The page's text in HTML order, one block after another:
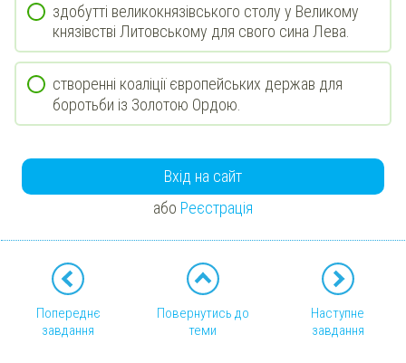
здобутті великокнязівського столу у Великому
князівстві Литовському для свого сина Лева.
створенні коаліції європейських держав для
боротьби із Золотою Ордою.
Вхід на сайт
або Реєстрація
Попереднє
завдання
Повернутись до
теми
Наступне
завдання